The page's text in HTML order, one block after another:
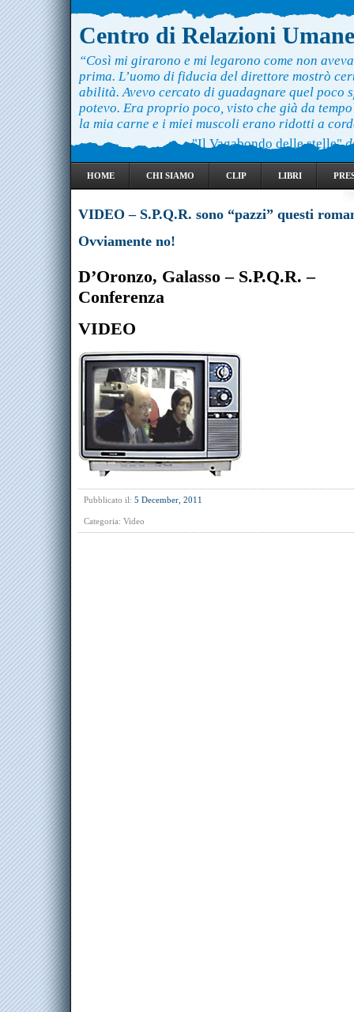
Centro di Relazioni Umane
“Così mi girarono e mi legarono come non
prima. L’uomo di fiducia del direttore mostrò
abilità. Avevo cercato di guadagnare quel poco
potevo. Era proprio poco, visto che già da
la mia carne e i miei muscoli erano ridotti a
"Il Vagabondo delle stelle"
HOME CHI SIAMO CLIP LIBRI
VIDEO – S.P.Q.R. sono “pazzi” questi
Ovviamente no!
D’Oronzo, Galasso – S.P.Q.R. –
Conferenza
VIDEO
Pubblicato il: 5 December, 2011
Categoria: Video